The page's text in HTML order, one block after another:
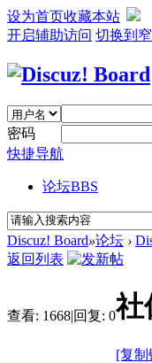
设为首页收藏本站
开启辅助访问 切换到
密码
快捷导航
论坛BBS
Discuz! Board»论坛 ›
返回列表
查看: 1668|回复: 0社
[复制